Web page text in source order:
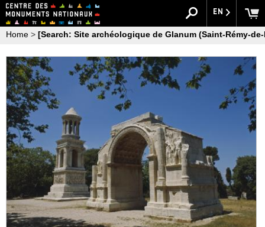
EN
Home > [Search: Site archéologique de Glanum (Saint-Rémy-